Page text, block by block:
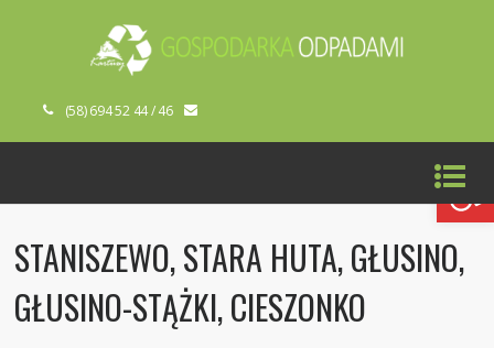
Open toolbar
(58) 694 52 44 / 46
STANISZEWO, STARA HUTA, GŁUSINO,
GŁUSINO-STĄŻKI, CIESZONKO